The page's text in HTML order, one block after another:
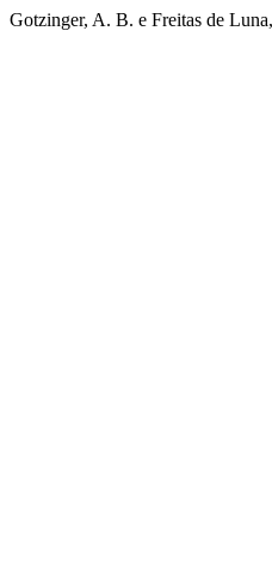
Gotzinger, A. B. e Freitas de